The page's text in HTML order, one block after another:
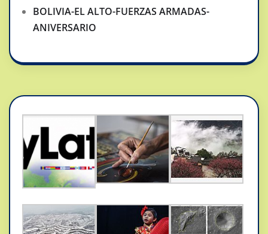
BOLIVIA-EL ALTO-FUERZAS ARMADAS-
ANIVERSARIO